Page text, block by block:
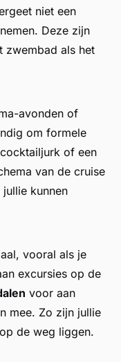
niet een
Deze zijn
zwembad als het
avonden of
om formele
of een
van de cruise
kunnen
vooral als je
excursies op de
voor aan
mee. Zo zijn jullie
de weg liggen.